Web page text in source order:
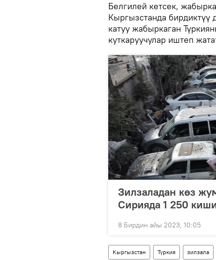
Белгилей кетсек,
Кыргызстанда
катуу жабыркаган
куткаруучулар иштеп
Зилзаладан көз
Сирияда 1 250
8 Бирдин айы 2023, 10:05
Кыргызстан Түркия зилзала